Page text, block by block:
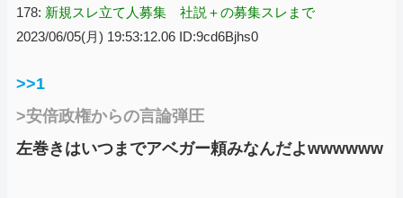
178: 新規スレ立て人募集 社説＋の募集スレまで
2023/06/05(月) 19:53:12.06 ID:9cd6Bjhs0
>>1
>安倍政権からの言論弾圧
左巻きはいつまでアベガー頼みなんだよwwwwww